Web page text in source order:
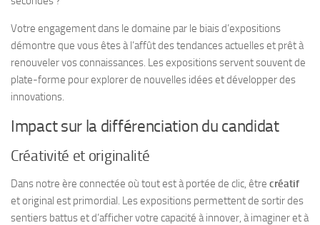
Votre engagement dans le domaine par le biais d’expositions
démontre que vous êtes à l’affût des tendances actuelles et prêt à
renouveler vos connaissances. Les expositions servent souvent de
plate-forme pour explorer de nouvelles idées et développer des
innovations.
Impact sur la différenciation du candidat
Créativité et originalité
Dans notre ère connectée où tout est à portée de clic, être créatif
et original est primordial. Les expositions permettent de sortir des
sentiers battus et d’afficher votre capacité à innover, à imaginer et à